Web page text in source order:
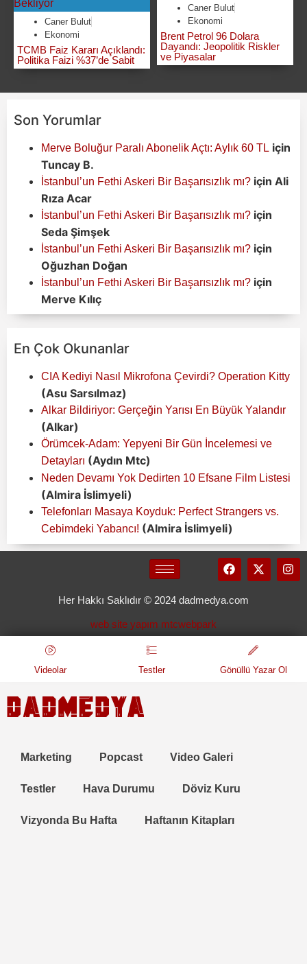
Caner Bulut
Ekonomi
TCMB Faiz Kararı Açıklandı:
Politika Faizi %37’de Sabit
Caner Bulut
Ekonomi
Brent Petrol 96 Dolara
Dayandı: Jeopolitik Riskler
ve Piyasalar
Son Yorumlar
Merve Boluğur Paralı Abonelik Açtı: Aylık 60 TL için
Tuncay B.
İstanbul’un Fethi Askeri Bir Başarısızlık mı? için Ali
Rıza Acar
İstanbul’un Fethi Askeri Bir Başarısızlık mı? için
Seda Şimşek
İstanbul’un Fethi Askeri Bir Başarısızlık mı? için
Oğuzhan Doğan
İstanbul’un Fethi Askeri Bir Başarısızlık mı? için
Merve Kılıç
En Çok Okunanlar
CIA Kediyi Nasıl Mikrofona Çevirdi? Operation Kitty
(Asu Sarsılmaz)
Alkar Bildiriyor: Gerçeğin Yarısı En Büyük Yalandır
(Alkar)
Örümcek-Adam: Yepyeni Bir Gün İncelemesi ve
Detayları (Aydın Mtc)
Neden Devamı Yok Dedirten 10 Efsane Film Listesi
(Almira İslimyeli)
Telefonları Masaya Koyduk: Perfect Strangers vs.
Cebimdeki Yabancı! (Almira İslimyeli)
Her Hakkı Saklıdır © 2024 dadmedya.com
web site yapım mtcwebpark
Videolar Testler Gönüllü Yazar Ol
Marketing Popcast Video Galeri
Testler Hava Durumu Döviz Kuru
Vizyonda Bu Hafta Haftanın Kitapları